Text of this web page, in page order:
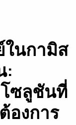
ในกามิส
:
ซลูชันที่
องการ